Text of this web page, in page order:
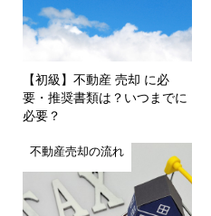
【初級】不動産 売却 に必
要・推奨書類は？いつまでに
必要？
不動産売却の流れ